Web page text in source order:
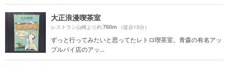
大正浪漫喫茶室
レストラン山崎より約760m （徒歩13分）
ずっと行ってみたいと思ってたレトロ喫茶室。青森の有名アッ
プルパイ店のアッ...